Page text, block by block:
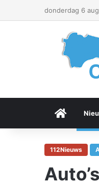
donderdag 6
Menu
112Nieuws